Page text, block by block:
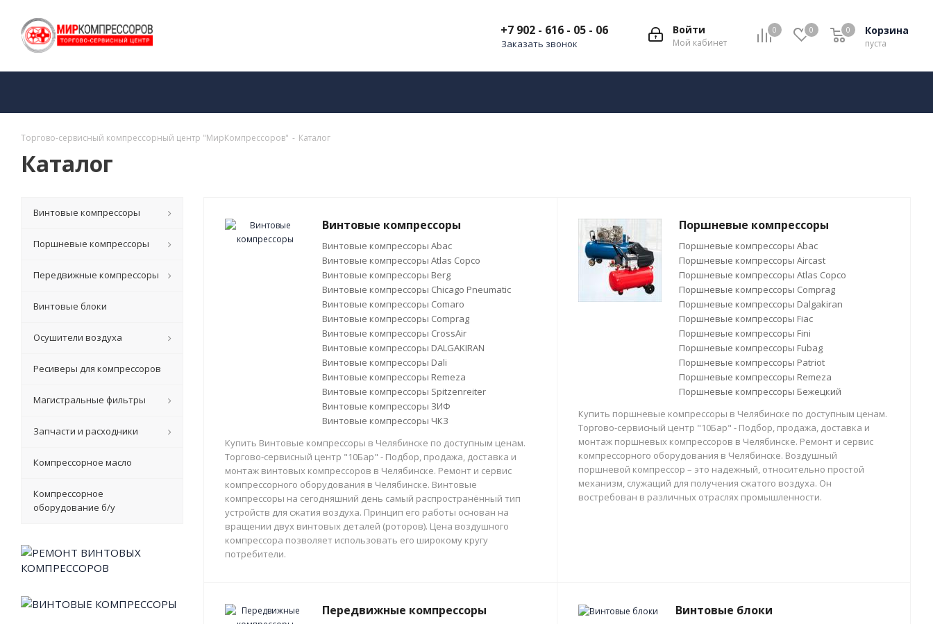
0 0 Корзина
пуста
0
Войти
Мой кабинет
+7 902 - 616 - 05 - 06
Заказать звонок
Торгово-сервисный компрессорный центр "МирКомпрессоров" - Каталог
Каталог
Винтовые компрессоры
Винтовые компрессоры Abac
Винтовые компрессоры Atlas Copco
Винтовые компрессоры Berg
Винтовые компрессоры Chicago Pneumatic
Винтовые компрессоры Comaro
Винтовые компрессоры Comprag
Винтовые компрессоры CrossAir
Винтовые компрессоры DALGAKIRAN
Винтовые компрессоры Dali
Винтовые компрессоры Remeza
Винтовые компрессоры Spitzenreiter
Винтовые компрессоры ЗИФ
Винтовые компрессоры ЧКЗ
Купить Винтовые компрессоры в Челябинске по доступным ценам.
Торгово-сервисный центр "10Бар" - Подбор, продажа, доставка и
монтаж винтовых компрессоров в Челябинске. Ремонт и сервис
компрессорного оборудования в Челябинске. Винтовые
компрессоры на сегодняшний день самый распространённый тип
устройств для сжатия воздуха. Принцип его работы основан на
вращении двух винтовых деталей (роторов). Цена воздушного
компрессора позволяет использовать его широкому кругу
потребители.
Поршневые компрессоры
Поршневые компрессоры Abac
Поршневые компрессоры Aircast
Поршневые компрессоры Atlas Copco
Поршневые компрессоры Comprag
Поршневые компрессоры Dalgakiran
Поршневые компрессоры Fiac
Поршневые компрессоры Fini
Поршневые компрессоры Fubag
Поршневые компрессоры Patriot
Поршневые компрессоры Remeza
Поршневые компрессоры Бежецкий
Купить поршневые компрессоры в Челябинске по доступным ценам.
Торгово-сервисный центр "10Бар" - Подбор, продажа, доставка и
монтаж поршневых компрессоров в Челябинске. Ремонт и сервис
компрессорного оборудования в Челябинске. Воздушный
поршневой компрессор – это надежный, относительно простой
механизм, служащий для получения сжатого воздуха. Он
востребован в различных отраслях промышленности.
Передвижные компрессоры Винтовые блоки
Винтовые компрессоры
Поршневые компрессоры
Передвижные компрессоры
Винтовые блоки
Осушители воздуха
Ресиверы для компрессоров
Магистральные фильтры
Запчасти и расходники
Компрессорное масло
Компрессорное
оборудование б/у